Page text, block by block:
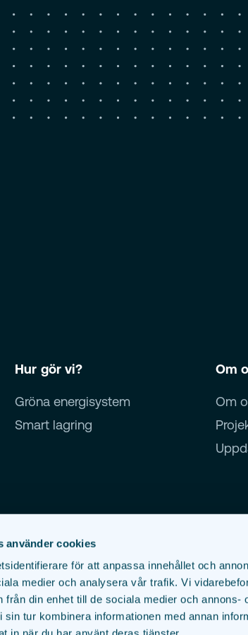
använder cookies
för att anpassa innehållet och
medier och analysera vår trafik. Vi
från din enhet till de sociala medier och
sin tur kombinera informationen med annan
Hur gör vi?
Gröna energisystem
Smart lagring
Om
Om
Novar